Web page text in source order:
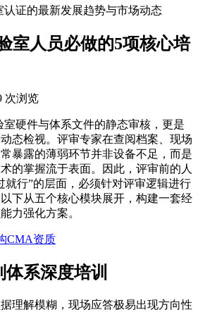
证的最新发展趋势与市场动态
室人员必做的5项核心培
次浏览
硬件与体系文件的静态审核，更是
态检视。评审专家在查阅档案、现场
暴露的薄弱环节并非设备不足，而是
的掌握流于表面。因此，评审前的人
就行”的层面，必须针对评审逻辑进行
下从五个核心模块展开，构建一套经
力强化方案。
CMA资质
系深度培训
理解模糊，现场应答极易出现方向性